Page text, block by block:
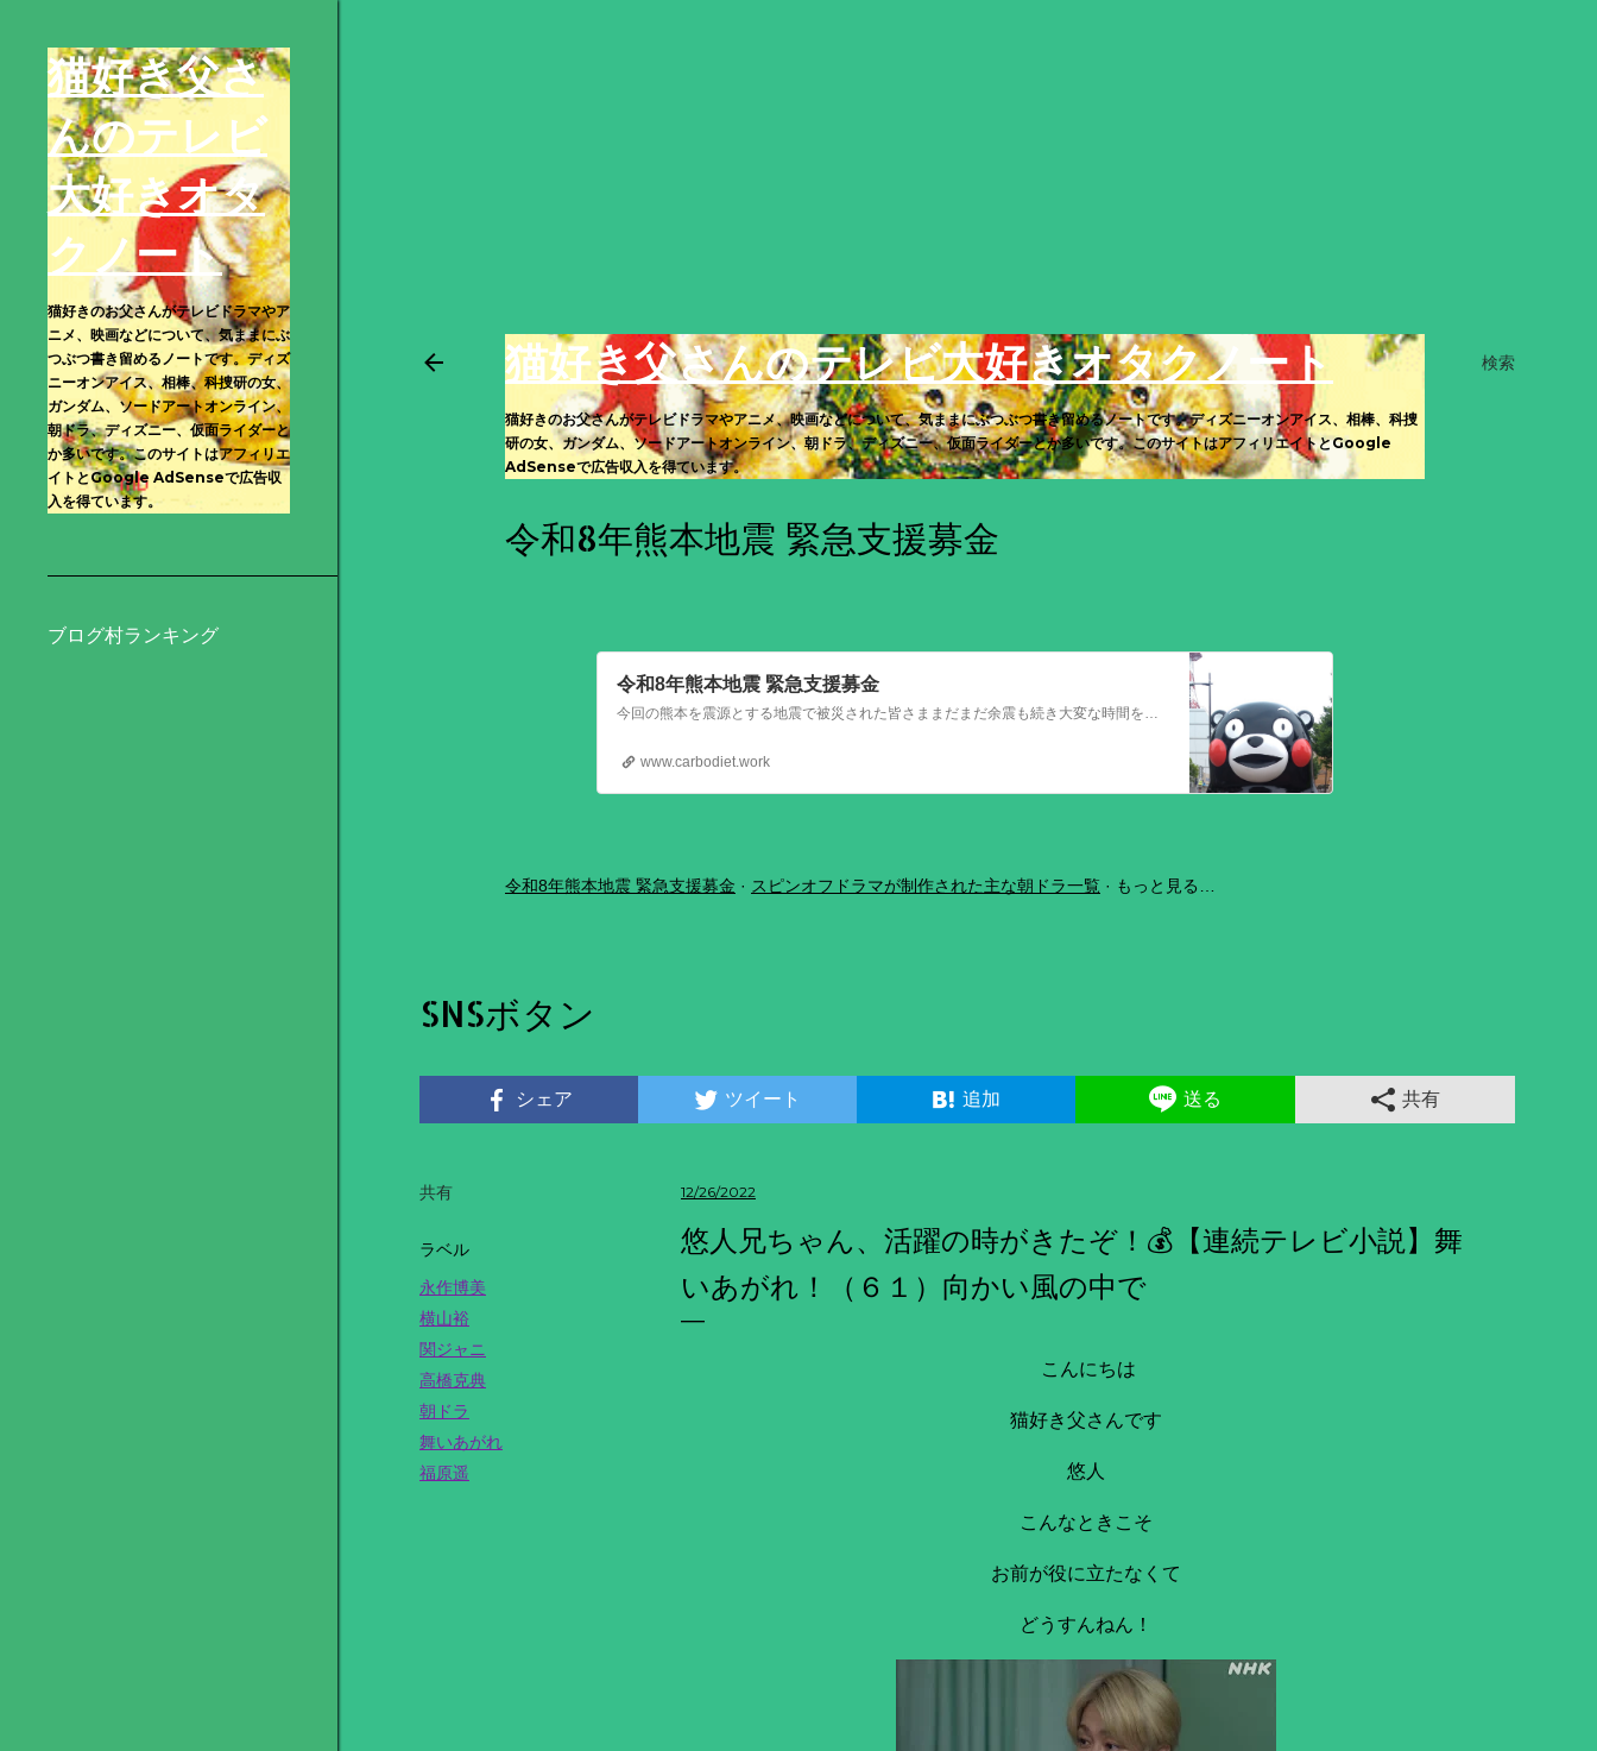
検索
猫好き父さんのテレビ大好きオタクノート
猫好きのお父さんがテレビドラマやアニメ、映画などについて、気ままにぶつぶつ書き留めるノートです。ディズニーオンアイス、相棒、科捜
研の女、ガンダム、ソードアートオンライン、朝ドラ、ディズニー、仮面ライダーとか多いです。このサイトはアフィリエイトとGoogle
AdSenseで広告収入を得ています。
令和8年熊本地震 緊急支援募金
令和8年熊本地震 緊急支援募金
今回の熊本を震源とする地震で被災された皆さままだまだ余震も続き大変な時間を過ごされていると思います。心よりお見舞い申し上げます
www.carbodiet.work
令和8年熊本地震 緊急支援募金 スピンオフドラマが制作された主な朝ドラ一覧 もっと見る…
SNSボタン
シェア ツイート 追加 送る 共有
共有
ラベル
永作博美
横山裕
関ジャニ
高橋克典
朝ドラ
舞いあがれ
福原遥
12/26/2022
悠人兄ちゃん、活躍の時がきたぞ！💰【連続テレビ小説】舞
いあがれ！（６１）向かい風の中で
こんにちは
猫好き父さんです
悠人
こんなときこそ
お前が役に立たなくて
どうすんねん！
猫好き父さ
んのテレビ
大好きオタ
クノート
猫好きのお父さんがテレビドラマやア
ニメ、映画などについて、気ままにぶ
つぶつ書き留めるノートです。ディズ
ニーオンアイス、相棒、科捜研の女、
ガンダム、ソードアートオンライン、
朝ドラ、ディズニー、仮面ライダーと
か多いです。このサイトはアフィリエ
イトとGoogle AdSenseで広告収
入を得ています。
ブログ村ランキング